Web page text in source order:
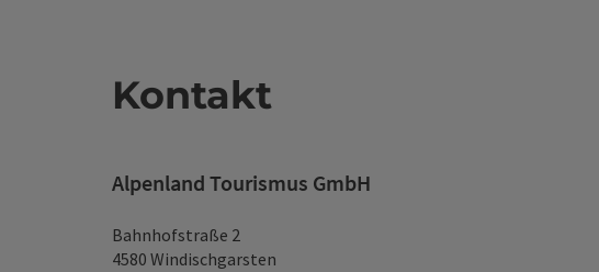
Kontakt
Alpenland Tourismus GmbH
Bahnhofstraße 2
4580 Windischgarsten